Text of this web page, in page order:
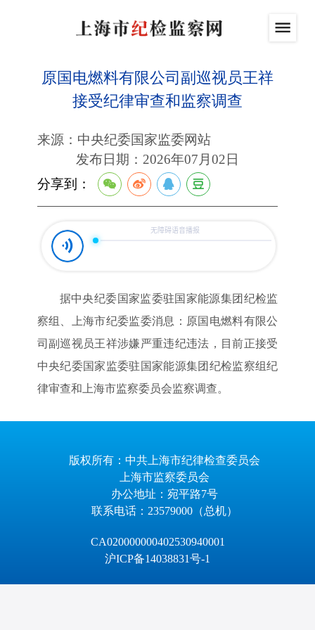
原国电燃料有限公司副巡视员王祥
接受纪律审查和监察调查
来源：中央纪委国家监委网站
发布日期：2026年07月02日
分享到：
据中央纪委国家监委驻国家能源集团纪检监
察组、上海市纪委监委消息：原国电燃料有限公
司副巡视员王祥涉嫌严重违纪违法，目前正接受
中央纪委国家监委驻国家能源集团纪检监察组纪
律审查和上海市监察委员会监察调查。
版权所有：中共上海市纪律检查委员会
上海市监察委员会
办公地址：宛平路7号
联系电话：23579000（总机）
CA020000000402530940001
沪ICP备14038831号-1